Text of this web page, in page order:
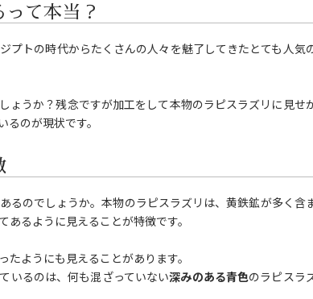
て本当？
プトの時代からたくさんの人々を魅了してきたとても人気
ょうか？残念ですが加工をして本物のラピスラズリに見せ
のが現状です。
るのでしょうか。本物のラピスラズリは、黄鉄鉱が多く含
るように見えることが特徴です。
ようにも見えることがあります。
いるのは、何も混ざっていない深みのある青色のラピスラ